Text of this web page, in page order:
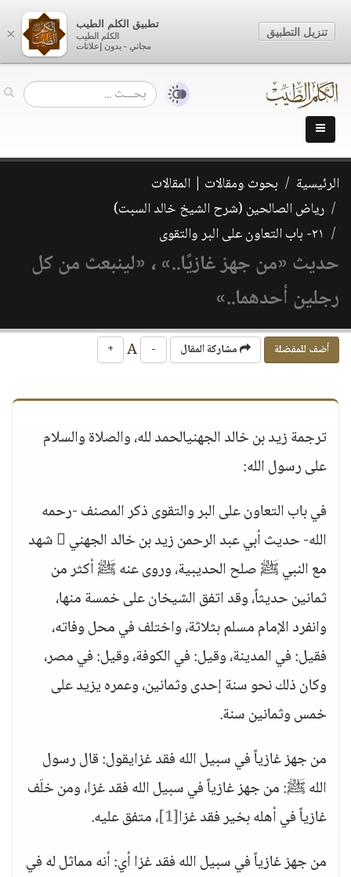
الرئيسية
بحوث ومقالات | المقالات
رياض الصالحين (شرح الشيخ خالد السبت)
٢١- باب التعاون على البر والتقوى
حديث «من جهز غازيًا..» ، «لينبعث من كل
رجلين أحدهما..»
أضف للمفضلة مشاركة المقال -
+
ترجمة زيد بن خالد الجهنيالحمد لله، والصلاة والسلام
على رسول الله:
في باب التعاون على البر والتقوى ذكر المصنف -رحمه
الله- حديث أبي عبد الرحمن زيد بن خالد الجهني  شهد
مع النبي ﷺ صلح الحديبية، وروى عنه ﷺ أكثر من
ثمانين حديثاً، وقد اتفق الشيخان على خمسة منها،
وانفرد الإمام مسلم بثلاثة، واختلف في محل وفاته،
فقيل: في المدينة، وقيل: في الكوفة، وقيل: في مصر،
وكان ذلك نحو سنة إحدى وثمانين، وعمره يزيد على
خمس وثمانين سنة.
من جهز غازياً في سبيل الله فقد غزايقول: قال رسول
الله ﷺ: من جهز غازياً في سبيل الله فقد غزا، ومن خلَف
غازياً في أهله بخير فقد غزا[1] ، متفق عليه.
من جهز غازياً في سبيل الله فقد غزا أي: أنه مماثل له في
×
تطبيق الكلم الطيب
الكلم الطيب
مجاني - بدون إعلانات
تنزيل التطبيق